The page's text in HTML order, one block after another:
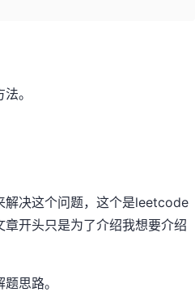
。
解决这个问题，这个是leetcode
开头只是为了介绍我想要介绍
思路。